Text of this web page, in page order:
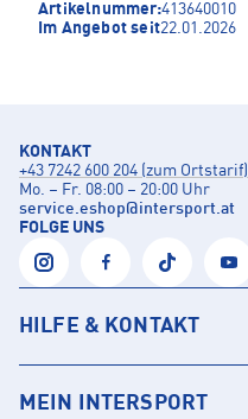
Artikelnummer:413640010
Im Angebot seit22.01.2026
KONTAKT
+43 7242 600 204 (zum Ortstarif)
Mo. – Fr. 08:00 – 20:00 Uhr
service.eshop@intersport.at
FOLGE UNS
HILFE & KONTAKT
MEIN INTERSPORT